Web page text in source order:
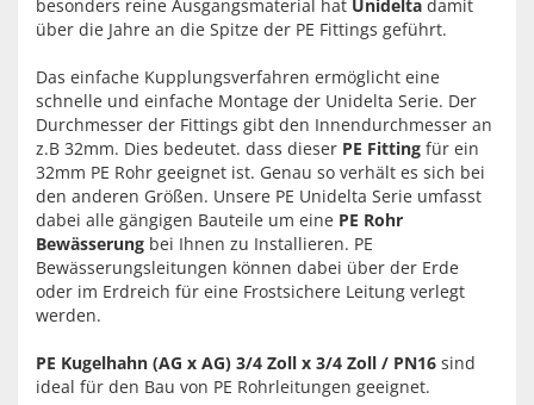
besonders reine Ausgangsmaterial hat Unidelta damit
über die Jahre an die Spitze der PE Fittings geführt.
Das einfache Kupplungsverfahren ermöglicht eine
schnelle und einfache Montage der Unidelta Serie. Der
Durchmesser der Fittings gibt den Innendurchmesser an
z.B 32mm. Dies bedeutet. dass dieser PE Fitting für ein
32mm PE Rohr geeignet ist. Genau so verhält es sich bei
den anderen Größen. Unsere PE Unidelta Serie umfasst
dabei alle gängigen Bauteile um eine PE Rohr
Bewässerung bei Ihnen zu Installieren. PE
Bewässerungsleitungen können dabei über der Erde
oder im Erdreich für eine Frostsichere Leitung verlegt
werden.
PE Kugelhahn (AG x AG) 3/4 Zoll x 3/4 Zoll / PN16 sind
ideal für den Bau von PE Rohrleitungen geeignet.